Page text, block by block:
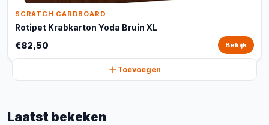
SCRATCH CARDBOARD
Rotipet Krabkarton Yoda Bruin XL
€82,50 Bekijk
Toevoegen
Laatst bekeken